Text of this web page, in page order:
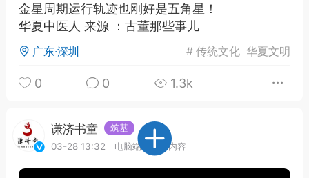
小海（HAi）
明胃经
谷气为根，心气为枝——
《黄帝内经》脾胃养心论
谦济书童 0
金星周期运行轨迹也刚好是五角星！
华夏中医人 来源 ：古董那些事儿
广东·深圳 #传统文化 华夏文明
0 0 1.3k
谦济书童
筑基
03-28 13:32
电脑端 公开内容